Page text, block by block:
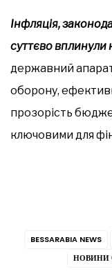
Інфляція,
суттєво вплинули
державний
оборону,
прозорість
ключовими для
BESSARABIA NEWS
НОВИНИ